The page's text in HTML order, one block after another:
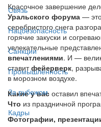
Связь
Нацбезопасность
Санкции
Промышленность
За рубежом
Кадры
Красочное завершение
Уральского форума —
серебристого снега
горячие закуски и
увлекательные
впечатлениями. И —
ставитфейерверк,
в морозном воздухе.
Какие у вас оставил
Что из праздничной
Фотографии,